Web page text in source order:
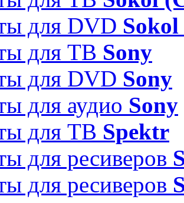
для DVD
для ТВ Sony
для DVD Sony
для аудио Sony
для ТВ Spektr
для ресиверов
для ресиверов